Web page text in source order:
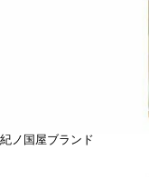
紀ノ国屋ブランド